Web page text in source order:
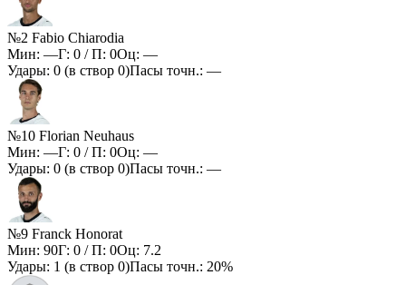
№2 Fabio Chiarodia
Мин: —Г: 0 / П: 0Оц: —
Удары: 0 (в створ 0)Пасы точн.: —
№10 Florian Neuhaus
Мин: —Г: 0 / П: 0Оц: —
Удары: 0 (в створ 0)Пасы точн.: —
№9 Franck Honorat
Мин: 90Г: 0 / П: 0Оц: 7.2
Удары: 1 (в створ 0)Пасы точн.: 20%